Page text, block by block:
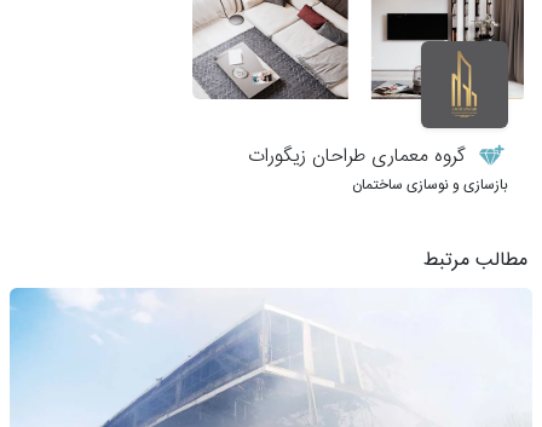
گروه معماری طراحان زیگورات
بازسازی و نوسازی ساختمان
مطالب مرتبط